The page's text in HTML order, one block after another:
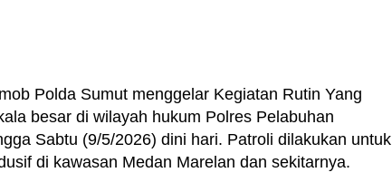
Polda Sumut menggelar Kegiatan Rutin Yang
besar di wilayah hukum Polres Pelabuhan
Sabtu (9/5/2026) dini hari. Patroli dilakukan untuk
di kawasan Medan Marelan dan sekitarnya.